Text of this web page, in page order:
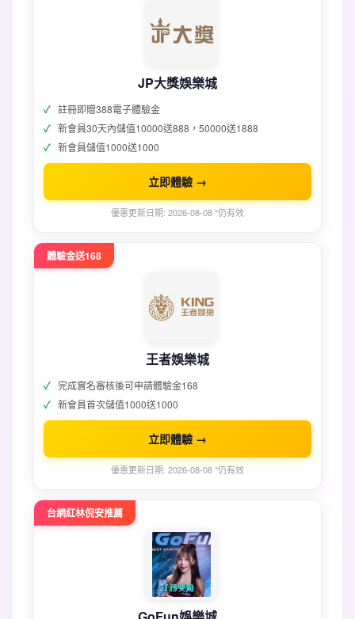
JP大獎娛樂城
註冊即贈388電子體驗金
新會員30天內儲值10000送888，50000送1888
新會員儲值1000送1000
立即體驗 →
優惠更新日期: 2026-08-08 *仍有效
體驗金送168
王者娛樂城
完成實名審核後可申請體驗金168
新會員首次儲值1000送1000
立即體驗 →
優惠更新日期: 2026-08-08 *仍有效
台網紅林倪安推薦